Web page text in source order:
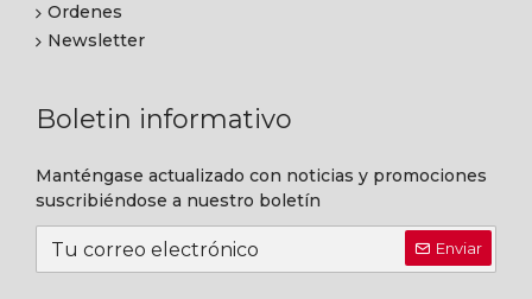
Ordenes
Newsletter
Boletin informativo
Manténgase actualizado con noticias y promociones
suscribiéndose a nuestro boletín
Enviar